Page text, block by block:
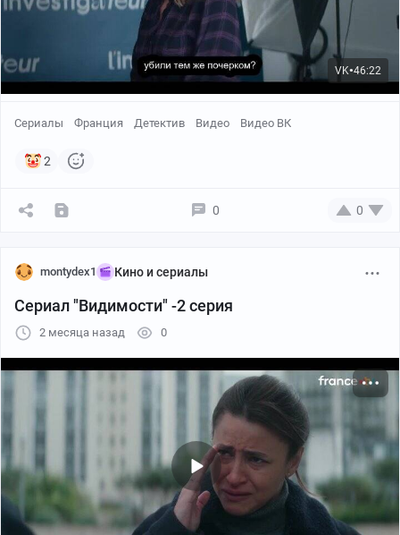
VK●46:22
Сериалы Франция Детектив Видео Видео ВК
2
0 0
montydex1 Кино и сериалы
Сериал "Видимости" -2 серия
2 месяца назад 0